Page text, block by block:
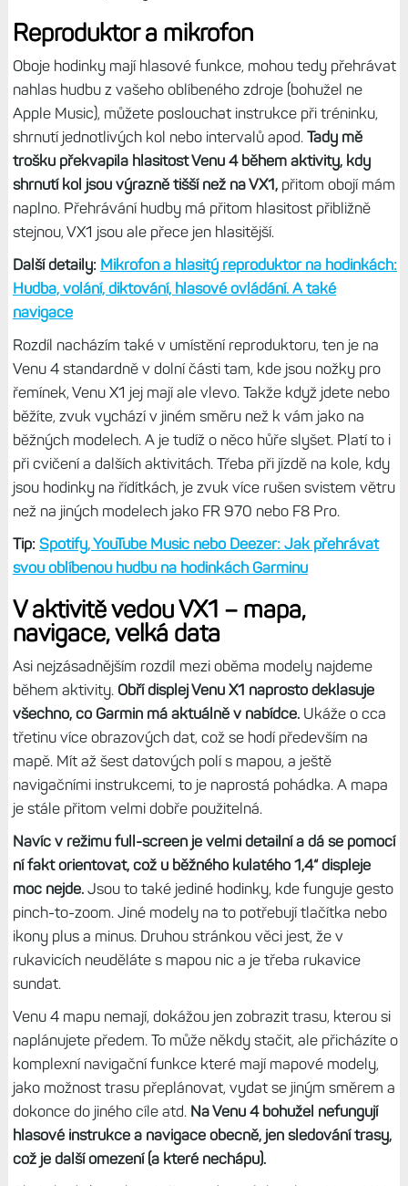
Dvě velikosti
Delší výdrž
Měření EKG
Dualband GPS a SatIQ
Rozdíly jsou překvapivě velké, není to tak, že by Venu X1
byly jako vyšší model lepší ve všem. Venu 4 jsou rozhodně
také hodně zajímavým modelem.
Reproduktor a mikrofon
Oboje hodinky mají hlasové funkce, mohou tedy přehrávat
nahlas hudbu z vašeho oblíbeného zdroje (bohužel ne
Apple Music), můžete poslouchat instrukce při tréninku,
shrnutí jednotlivých kol nebo intervalů apod.Tady mě
trošku překvapila hlasitost Venu 4 během aktivity, kdy
shrnutí kol jsou výrazně tišší než na VX1,přitom obojí mám
naplno. Přehrávání hudby má přitom hlasitost přibližně
stejnou, VX1 jsou ale přece jen hlasitější.
Další detaily:
Mikrofon a hlasitý reproduktor na hodinkách:
Hudba, volání, diktování, hlasové ovládání. A také
navigace
Venu 4 standardně v dolní části tam, kde jsou nožky pro
řemínek, Venu X1 jej mají ale vlevo. Takže když jdete nebo
běžíte, zvuk vychází v jiném směru než k vám jako na
běžných modelech. A je tudíž o něco hůře slyšet. Platí to i
při cvičení a dalších aktivitách. Třeba při jízdě na kole, kdy
jsou hodinky na řídítkách, je zvuk více rušen svistem větru
než na jiných modelech jako FR 970 nebo F8 Pro.
Tip:Spotify, YouTube Music nebo Deezer: Jak přehrávat
svou oblíbenou hudbu na hodinkách Garminu
V aktivitě vedou VX1 – mapa,
navigace, velká data
Asi nejzásadnějším rozdíl mezi oběma modely najdeme
během aktivity.
Obří displej Venu X1 naprosto deklasuje
všechno, co Garmin má aktuálně v nabídce.
Ukáže o cca
třetinu více obrazových dat, což se hodí především na
navigačními instrukcemi, to je naprostá pohádka. A mapa
je stále přitom velmi dobře použitelná.
Navíc v režimu full-screen je velmi detailní a dá se pomocí
ní fakt orientovat, což u běžného kulatého 1,4“ displeje
moc nejde.
Jsou to také jediné hodinky, kde funguje gesto
pinch-to-zoom. Jiné modely na to potřebují tlačítka nebo
ikony plus a minus. Druhou stránkou věci jest, že v